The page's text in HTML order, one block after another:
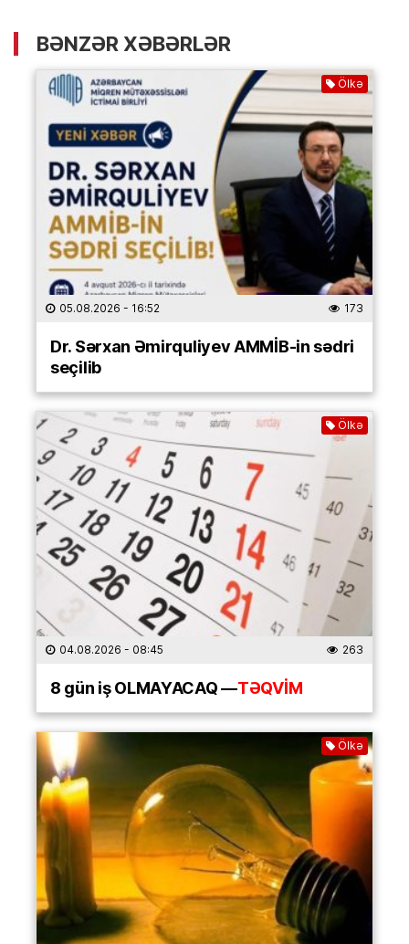
BƏNZƏR XƏBƏRLƏR
Ölkə
05.08.2026 - 16:52 173
Dr. Sərxan Əmirquliyev AMMİB-in sədri
seçilib
Ölkə
04.08.2026 - 08:45 263
8 gün iş OLMAYACAQ —TƏQVİM
Ölkə